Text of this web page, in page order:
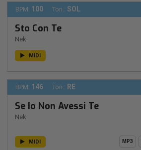
BPM: 100 Ton.: SOL
Sto Con Te
Nek
MIDI
BPM: 146 Ton.: RE
Se Io Non Avessi Te
Nek
MIDI MP3